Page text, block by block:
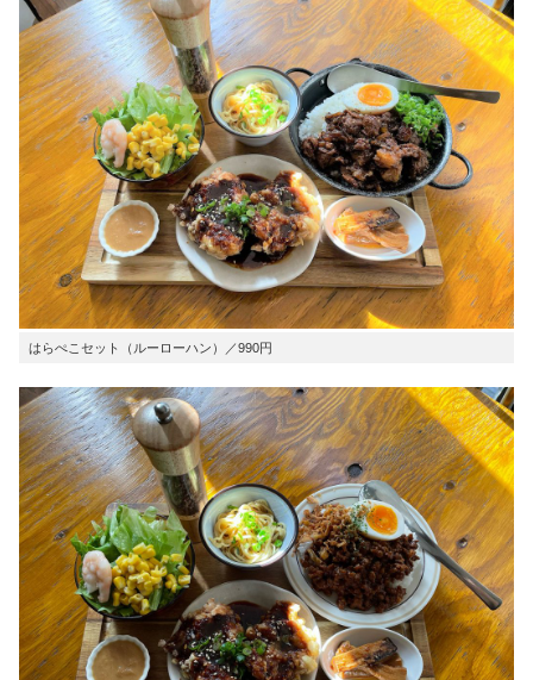
はらぺこセット（ルーローハン）／990円